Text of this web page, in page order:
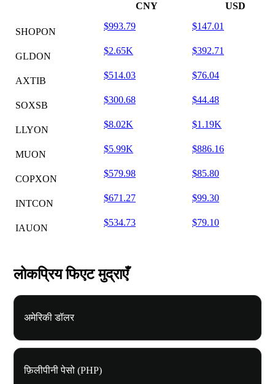
CNY USD
SHOPON
$993.79 $147.01
GLDON
$2.65K $392.71
AXTIB
$514.03 $76.04
SOXSB
$300.68 $44.48
LLYON
$8.02K $1.19K
MUON
$5.99K $886.16
COPXON
$579.98 $85.80
INTCON
$671.27 $99.30
IAUON
$534.73 $79.10
लोकप्रिय फिएट मुद्राएँ
अमेरिकी डॉलर
फ़िलीपीनी पेसो (PHP)